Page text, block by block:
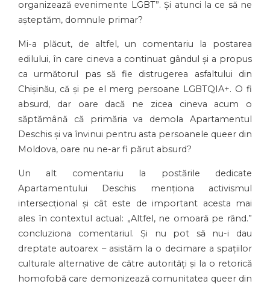
organizează evenimente LGBT”. Și atunci la ce să ne
așteptăm, domnule primar?
Mi-a plăcut, de altfel, un comentariu la postarea
edilului, în care cineva a continuat gândul și a propus
ca următorul pas să fie distrugerea asfaltului din
Chișinău, că și pe el merg persoane LGBTQIA+. O fi
absurd, dar oare dacă ne zicea cineva acum o
săptămână că primăria va demola Apartamentul
Deschis și va învinui pentru asta persoanele queer din
Moldova, oare nu ne-ar fi părut absurd?
Un alt comentariu la postările dedicate
Apartamentului Deschis menționa activismul
intersecțional și cât este de important acesta mai
ales în contextul actual: „Altfel, ne omoară pe rând.”
concluziona comentariul. Și nu pot să nu-i dau
dreptate autoarex – asistăm la o decimare a spațiilor
culturale alternative de către autorități și la o retorică
homofobă care demonizează comunitatea queer din